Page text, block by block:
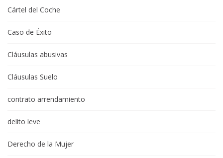
Cártel del Coche
Caso de Éxito
Cláusulas abusivas
Cláusulas Suelo
contrato arrendamiento
delito leve
Derecho de la Mujer